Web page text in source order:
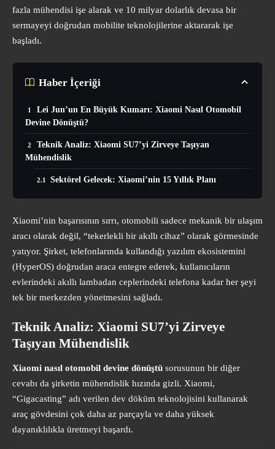
fazla mühendisi işe alarak ve 10 milyar dolarlık devasa bir
sermayeyi doğrudan mobilite teknolojilerine aktararak işe
başladı.
Haber İçeriği
Lei Jun’un En Büyük Kumarı: Xiaomi Nasıl Otomobil
Devine Dönüştü?
Teknik Analiz: Xiaomi SU7’yi Zirveye Taşıyan
Mühendislik
Sektörel Gelecek: Xiaomi’nin 15 Yıllık Planı
Xiaomi’nin başarısının sırrı, otomobili sadece mekanik bir ulaşım
aracı olarak değil, “tekerlekli bir akıllı cihaz” olarak görmesinde
yatıyor. Şirket, telefonlarında kullandığı yazılım ekosistemini
(HyperOS) doğrudan araca entegre ederek, kullanıcıların
evlerindeki akıllı lambadan ceplerindeki telefona kadar her şeyi
tek bir merkezden yönetmesini sağladı.
Teknik Analiz: Xiaomi SU7’yi Zirveye
Taşıyan Mühendislik
Xiaomi nasıl otomobil devine dönüştü sorusunun bir diğer
cevabı da şirketin mühendislik hızında gizli. Xiaomi,
“Gigacasting” adı verilen dev döküm teknolojisini kullanarak
araç gövdesini çok daha az parçayla ve daha yüksek
dayanıklılıkla üretmeyi başardı.